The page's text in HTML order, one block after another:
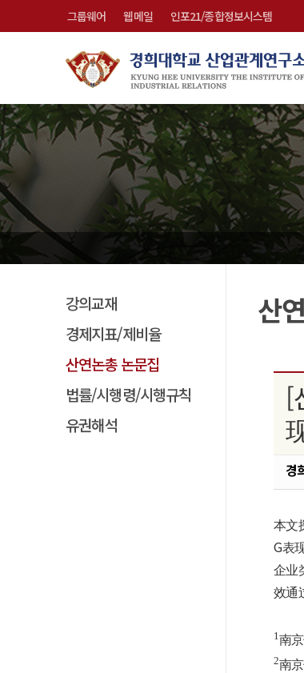
그룹웨어 웹메일 인포21/종합정보시스템
강의교재
경제지표/제비율
산연논총 논문집
법률/시행령/시행규칙
유권해석
산
[
경
本文
G表
企业
效通
1南
2南